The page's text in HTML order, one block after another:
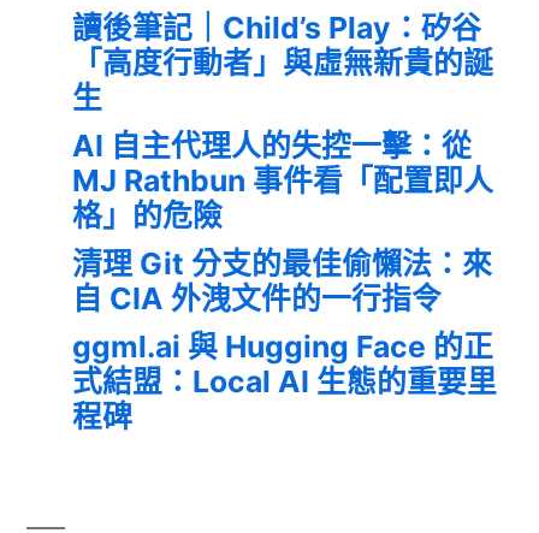
讀後筆記｜Child’s Play：矽谷
「高度行動者」與虛無新貴的誕
生
AI 自主代理人的失控一擊：從
MJ Rathbun 事件看「配置即人
格」的危險
清理 Git 分支的最佳偷懶法：來
自 CIA 外洩文件的一行指令
ggml.ai 與 Hugging Face 的正
式結盟：Local AI 生態的重要里
程碑